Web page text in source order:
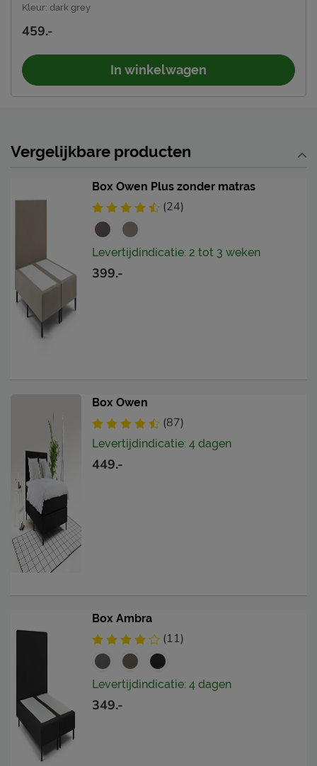
Kleur: dark grey
459.-
In winkelwagen
Vergelijkbare producten
Box Owen Plus zonder matras
(24)
Levertijdindicatie: 2 tot 3 weken
399.-
Box Owen
(87)
Levertijdindicatie: 4 dagen
449.-
Box Ambra
(11)
Levertijdindicatie: 4 dagen
349.-